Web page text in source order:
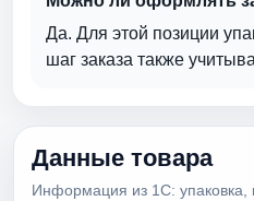
Да. Для этой позиции
шаг заказа также
Данные товара
Информация из 1С: упаковка,